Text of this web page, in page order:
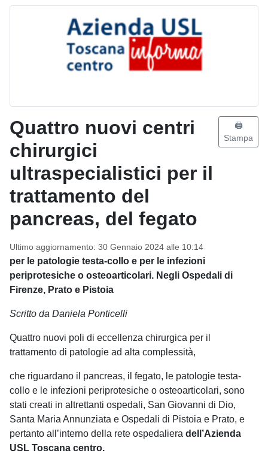
Quattro nuovi centri
chirurgici
ultraspecialistici per il
trattamento del
pancreas, del fegato
Ultimo aggiornamento: 30 Gennaio 2024 alle 10:14
🖨️
Stampa
per le patologie testa-collo e per le infezioni
periprotesiche o osteoarticolari. Negli Ospedali di
Firenze, Prato e Pistoia
Scritto da Daniela Ponticelli
Quattro nuovi poli di eccellenza chirurgica per il
trattamento di patologie ad alta complessità,
che riguardano il pancreas, il fegato, le patologie testa-
collo e le infezioni periprotesiche o osteoarticolari, sono
stati creati in altrettanti ospedali, San Giovanni di Dio,
Santa Maria Annunziata e Ospedali di Pistoia e Prato, e
pertanto all’interno della rete ospedaliera dell’Azienda
USL Toscana centro.